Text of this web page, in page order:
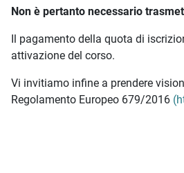
Non è pertanto necessario
Il pagamento della quota di
attivazione del corso.
Vi invitiamo infine a prendere
Regolamento Europeo 679/2016